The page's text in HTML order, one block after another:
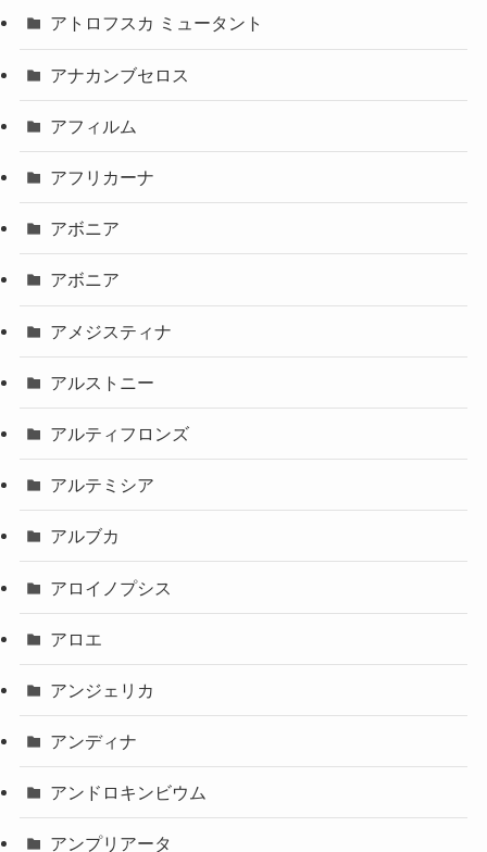
アトロフスカ ミュータント
アナカンブセロス
アフィルム
アフリカーナ
アボニア
アボニア
アメジスティナ
アルストニー
アルティフロンズ
アルテミシア
アルブカ
アロイノプシス
アロエ
アンジェリカ
アンディナ
アンドロキンビウム
アンプリアータ